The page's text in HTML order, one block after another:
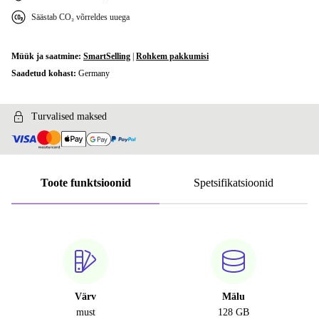
Säästab CO₂ võrreldes uuega
Müük ja saatmine: SmartSelling Rohkem pakkumisi
Saadetud kohast: Germany
Turvalised maksed
Toote funktsioonid Spetsifikatsioonid
Värv
must
Mälu
128 GB